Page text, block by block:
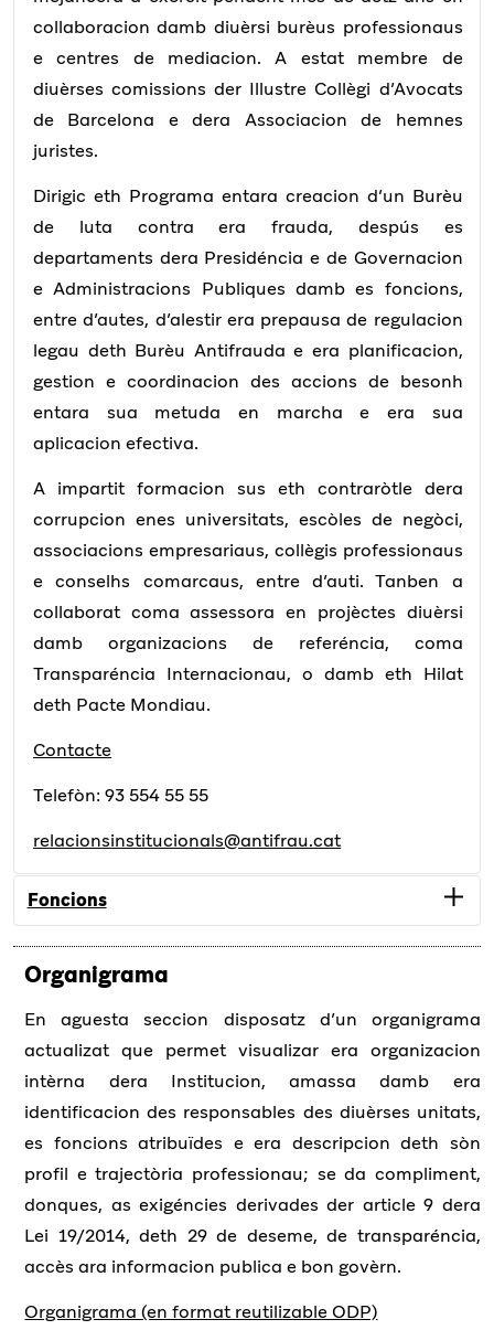
collaboracion damb diuèrsi burèus professionaus
e centres de mediacion. A estat membre de
diuèrses comissions der Illustre Collègi d’Avocats
de Barcelona e dera Associacion de hemnes
juristes.
Dirigic eth Programa entara creacion d’un Burèu
de luta contra era frauda, despús es
departaments dera Presidéncia e de Governacion
e Administracions Publiques damb es foncions,
entre d’autes, d’alestir era prepausa de regulacion
legau deth Burèu Antifrauda e era planificacion,
gestion e coordinacion des accions de besonh
entara sua metuda en marcha e era sua
aplicacion efectiva.
A impartit formacion sus eth contraròtle dera
corrupcion enes universitats, escòles de negòci,
associacions empresariaus, collègis professionaus
e conselhs comarcaus, entre d’auti. Tanben a
collaborat coma assessora en projèctes diuèrsi
damb organizacions de referéncia, coma
Transparéncia Internacionau, o damb eth Hilat
deth Pacte Mondiau.
Contacte
Telefòn: 93 554 55 55
relacionsinstitucionals@antifrau.cat
Foncions
Ei era responsabla des politiques de comunicacion
es relacions institucionaus deth Burèu e de
veïcular era participacion ciutadana.
Organigrama
En aguesta seccion disposatz d’un organigrama
actualizat que permet visualizar era organizacion
intèrna dera Institucion, amassa damb era
identificacion des responsables des diuèrses unitats,
es foncions atribuïdes e era descripcion deth sòn
profil e trajectòria professionau; se da compliment,
donques, as exigéncies derivades der article 9 dera
Lei 19/2014, deth 29 de deseme, de transparéncia,
accès ara informacion publica e bon govèrn.
Organigrama (en format reutilizable ODP)